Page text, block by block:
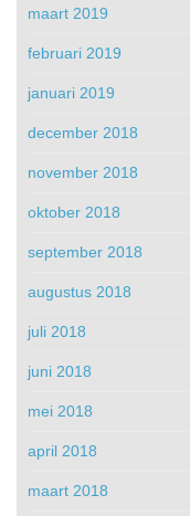
maart 2019
februari 2019
januari 2019
december 2018
november 2018
oktober 2018
september 2018
augustus 2018
juli 2018
juni 2018
mei 2018
april 2018
maart 2018